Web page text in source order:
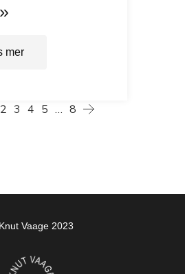
mer
2 3 4 5 … 8
Vaage 2023